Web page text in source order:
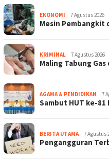
EKONOMI 7 Agustus 2026
Mesin Pembangkit
KRIMINAL 7 Agustus 2026
Maling Tabung
AGAMA & PENDIDIKAN 7
Sambut HUT ke-81
BERITA UTAMA 7 Agustus
Pengangguran